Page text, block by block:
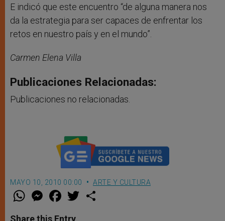
E indicó que este encuentro “de alguna manera nos
da la estrategia para ser capaces de enfrentar los
retos en nuestro país y en el mundo”.
Carmen Elena Villa
Publicaciones Relacionadas:
Publicaciones no relacionadas.
MAYO 10, 2010 00:00 ARTE Y CULTURA
W
t
M
e
s
F
a
e
w
Share this Entry